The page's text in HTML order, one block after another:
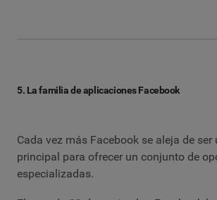
5. La familia de aplicaciones Facebook
Cada vez más Facebook se aleja de
principal para ofrecer un conjunto de
especializadas.